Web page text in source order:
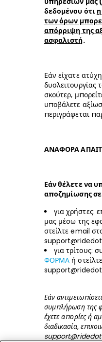
δεδομένου ότι
των όρων
απόρριψη της
ασφαλιστή.
Εάν είχατε
δυσλειτουργίας
σκούτερ,
υποβάλετε
περιγράφεται
ΑΝΑΦΟΡΑ
Εάν θέλετε να
αποζημίωσης
για χρήστες:
μας μέσω της
στείλτε email
για τρίτους:
ΦΟΡΜΑ ή
Εάν
συμπλήρωση της
έχετε απορίες ή
διαδικασία,